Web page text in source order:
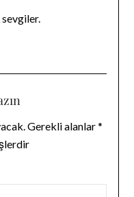
Gerekli alanlar*